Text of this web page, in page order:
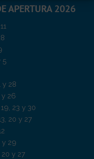
APERTURA 2026
5
y 28
y 26
23 y 30
20 y 27
y 29
20 y 27